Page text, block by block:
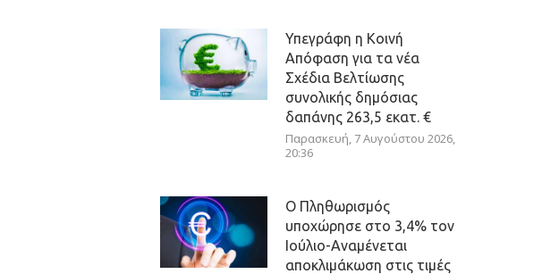
Υπεγράφη η Κοινή
Απόφαση για τα νέα
Σχέδια Βελτίωσης
συνολικής δημόσιας
δαπάνης 263,5 εκατ. €
Παρασκευή, 7 Αυγούστου 2026,
20:36
Ο Πληθωρισμός
υποχώρησε στο 3,4% τον
Ιούλιο-Αναμένεται
αποκλιμάκωση στις τιμές